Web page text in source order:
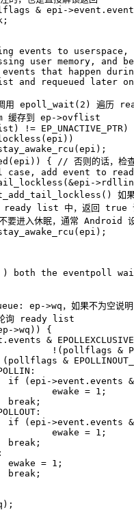
& epi ->event .
;
) != EP_UNACTIVE_PTR)
( epi ))
( epi );
( epi ))
{
case, add event to
( &epi ->
( epi );
->wq ))
{
. events & EPOLLEXCLUSIVE
! ( pollflags &
( pollflags &
:
if
( epi ->event . events &
ewake = 1 ;
break ;
:
if
( epi ->event . events &
ewake = 1 ;
break ;
:
ewake = 1 ;
break ;
);